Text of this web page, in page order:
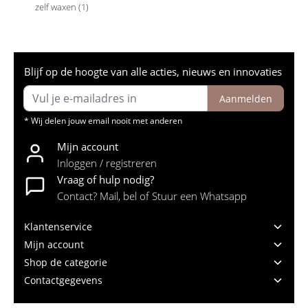
zelf waxen (1)
Blijf op de hoogte van alle acties, nieuws en innovaties
Aanmelden
* Wij delen jouw email nooit met anderen
Mijn account
Inloggen / registreren
Vraag of hulp nodig?
Contact? Mail, bel of Stuur een Whatsapp
Klantenservice
Mijn account
Shop de categorie
Contactgegevens